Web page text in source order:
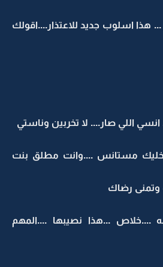
هذا اسلوب جديد للاعتذار....اقولك
اللي صار.... لا تخربين وناستي
مستانس ....وانت مطلق بنت
وتمنى رضاك
...هذا نصيبها ....المهم